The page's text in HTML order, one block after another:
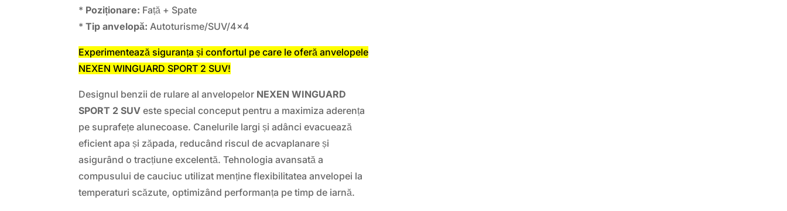
* Poziționare: Față + Spate
*Tip anvelopă: Autoturisme/SUV/4×4
Experimentează siguranța și confortul pe care le oferă anvelopele
NEXEN WINGUARD SPORT 2 SUV!
Designul benzii de rulare al anvelopelor NEXEN WINGUARD
SPORT 2 SUV este special conceput pentru a maximiza aderența
pe suprafețe alunecoase. Canelurile largi și adânci evacuează
eficient apa și zăpada, reducând riscul de acvaplanare și
asigurând o tracțiune excelentă. Tehnologia avansată a
compusului de cauciuc utilizat menține flexibilitatea anvelopei la
temperaturi scăzute, optimizând performanța pe timp de iarnă.